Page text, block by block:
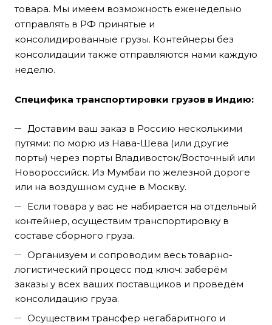
товара. Мы имеем возможность еженедельно
отправлять в РФ принятые и
консолидированные грузы. Контейнеры без
консолидации также отправляются нами каждую
неделю.
Специфика транспортировки грузов в Индию:
Доставим ваш заказ в Россию несколькими
путями: по морю из Нава-Шева (или другие
порты) через порты Владивосток/Восточный или
Новороссийск. Из Мумбаи по железной дороге
или на воздушном судне в Москву.
Если товара у вас не набирается на отдельный
контейнер, осуществим транспортировку в
составе сборного груза.
Организуем и сопроводим весь товарно-
логистический процесс под ключ: заберём
заказы у всех ваших поставщиков и проведём
консолидацию груза.
Осуществим трансфер негабаритного и